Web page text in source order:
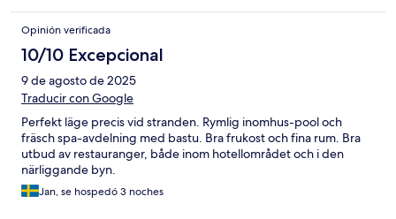
Opinión verificada
10/10 Excepcional
9 de agosto de 2025
Traducir con Google
Perfekt läge precis vid stranden. Rymlig inomhus-pool och
fräsch spa-avdelning med bastu. Bra frukost och fina rum. Bra
utbud av restauranger, både inom hotellområdet och i den
närliggande byn.
Jan, se hospedó 3 noches